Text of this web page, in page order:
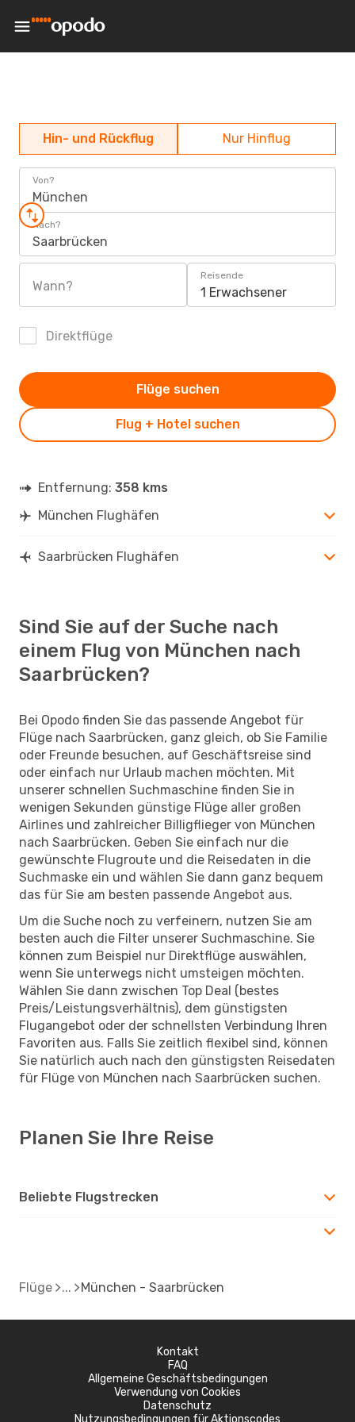
Hin- und Rückflug Nur Hinflug
Von?
München
Nach?
Saarbrücken
Wann?
Reisende
1 Erwachsener
Direktflüge
Flug + Hotel suchen
Flüge suchen
Entfernung: 358 kms
München Flughäfen
Saarbrücken Flughäfen
Sind Sie auf der Suche nach
einem Flug von München nach
Saarbrücken?
Bei Opodo finden Sie das passende Angebot für
Flüge nach Saarbrücken, ganz gleich, ob Sie Familie
oder Freunde besuchen, auf Geschäftsreise sind
oder einfach nur Urlaub machen möchten. Mit
unserer schnellen Suchmaschine finden Sie in
wenigen Sekunden günstige Flüge aller großen
Airlines und zahlreicher Billigflieger von München
nach Saarbrücken. Geben Sie einfach nur die
gewünschte Flugroute und die Reisedaten in die
Suchmaske ein und wählen Sie dann ganz bequem
das für Sie am besten passende Angebot aus.
Um die Suche noch zu verfeinern, nutzen Sie am
besten auch die Filter unserer Suchmaschine. Sie
können zum Beispiel nur Direktflüge auswählen,
wenn Sie unterwegs nicht umsteigen möchten.
Wählen Sie dann zwischen Top Deal (bestes
Preis/Leistungsverhältnis), dem günstigsten
Flugangebot oder der schnellsten Verbindung Ihren
Favoriten aus. Falls Sie zeitlich flexibel sind, können
Sie natürlich auch nach den günstigsten Reisedaten
für Flüge von München nach Saarbrücken suchen.
Planen Sie Ihre Reise
Beliebte Flugstrecken
Flüge München - Saarbrücken
Kontakt
FAQ
Allgemeine Geschäftsbedingungen
Verwendung von Cookies
Datenschutz
Nutzungsbedingungen für Aktionscodes